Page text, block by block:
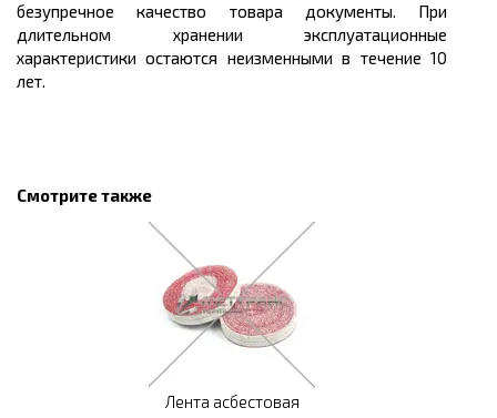
безупречное качество товара документы. При
длительном хранении эксплуатационные
характеристики остаются неизменными в течение 10
лет.
Смотрите также
Лента асбестовая